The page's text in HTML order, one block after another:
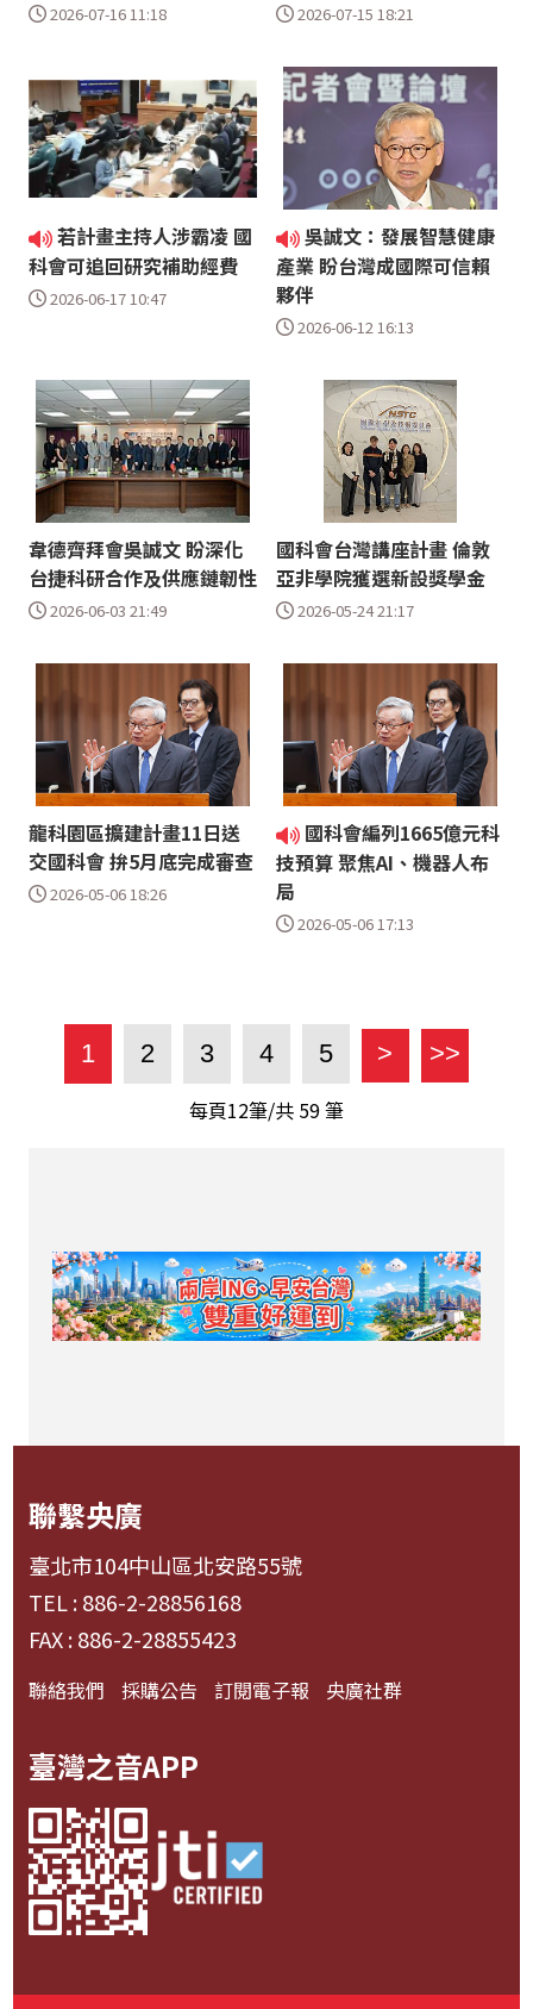
2026-07-16 11:18 2026-07-15 18:21
若計畫主持人涉霸凌 國
科會可追回研究補助經費
2026-06-17 10:47
吳誠文：發展智慧健康
產業 盼台灣成國際可信賴
夥伴
2026-06-12 16:13
韋德齊拜會吳誠文 盼深化
台捷科研合作及供應鏈韌性
2026-06-03 21:49
國科會台灣講座計畫 倫敦
亞非學院獲選新設獎學金
2026-05-24 21:17
龍科園區擴建計畫11日送
交國科會 拚5月底完成審查
2026-05-06 18:26
國科會編列1665億元科
技預算 聚焦AI、機器人布
局
2026-05-06 17:13
1 2 3 4 5 > >>
每頁12筆/共 59筆
聯繫央廣
臺北市104中山區北安路55號
TEL : 886-2-28856168
FAX : 886-2-28855423
聯絡我們 採購公告 訂閱電子報 央廣社群
臺灣之音APP